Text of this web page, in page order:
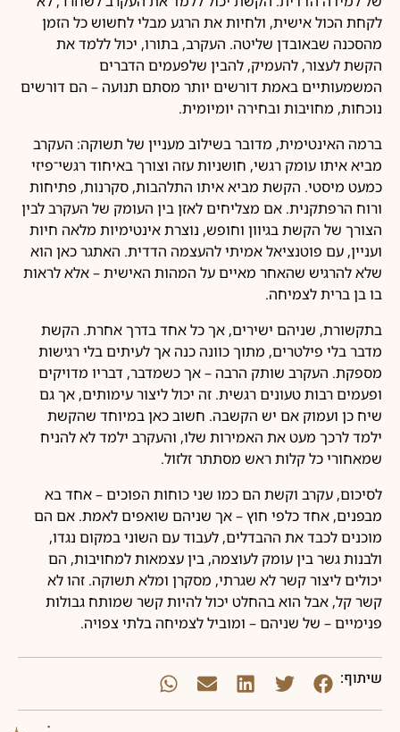
לקחת הכול אישית, ולחיות את הרגע מבלי לחשוש כל הזמן
מהסכנה שבאובדן שליטה. העקרב, בתורו, יכול ללמד את
הקשת לעצור, להעמיק, להבין שלפעמים הדברים
המשמעותיים באמת דורשים יותר מסתם תנועה – הם דורשים
נוכחות, מחויבות ובחירה יומיומית.
ברמה האינטימית, מדובר בשילוב מעניין של תשוקה: העקרב
מביא איתו עומק רגשי, חושניות עזה וצורך באיחוד רגשי־פיזי
כמעט מיסטי. הקשת מביא איתו התלהבות, סקרנות, פתיחות
ורוח הרפתקנית. אם מצליחים לאזן בין העומק של העקרב לבין
הצורך של הקשת בגיוון וחופש, נוצרת אינטימיות מלאה חיות
ועניין, עם פוטנציאל אמיתי להעצמה הדדית. האתגר כאן הוא
שלא להרגיש שהאחר מאיים על המהות האישית – אלא לראות
בו בן ברית לצמיחה.
בתקשורת, שניהם ישירים, אך כל אחד בדרך אחרת. הקשת
מדבר בלי פילטרים, מתוך כוונה כנה אך לעיתים בלי רגישות
מספקת. העקרב שותק הרבה – אך כשמדבר, דבריו מדויקים
ופעמים רבות טעונים רגשית. זה יכול ליצור עימותים, אך גם
שיח כן ועמוק אם יש הקשבה. חשוב כאן במיוחד שהקשת
ילמד לרכך מעט את האמירות שלו, והעקרב ילמד לא להניח
שמאחורי כל קלות ראש מסתתר זלזול.
לסיכום, עקרב וקשת הם כמו שני כוחות הפוכים – אחד בא
מבפנים, אחד כלפי חוץ – אך שניהם שואפים לאמת. אם הם
מוכנים לכבד את ההבדלים, לעבוד עם השוני במקום נגדו,
ולבנות גשר בין עומק לעוצמה, בין עצמאות למחויבות, הם
יכולים ליצור קשר לא שגרתי, מסקרן ומלא תשוקה. זהו לא
קשר קל, אבל הוא בהחלט יכול להיות קשר שמותח גבולות
פנימיים – של שניהם – ומוביל לצמיחה בלתי צפויה.
שיתוף: